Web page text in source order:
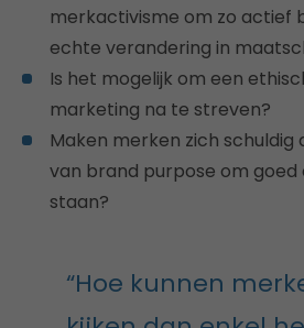
merkactivisme om zo actief
echte verandering in
Is het mogelijk om een
marketing na te streven?
Maken merken zich schuldig
van brand purpose om
staan?
“Hoe kunnen